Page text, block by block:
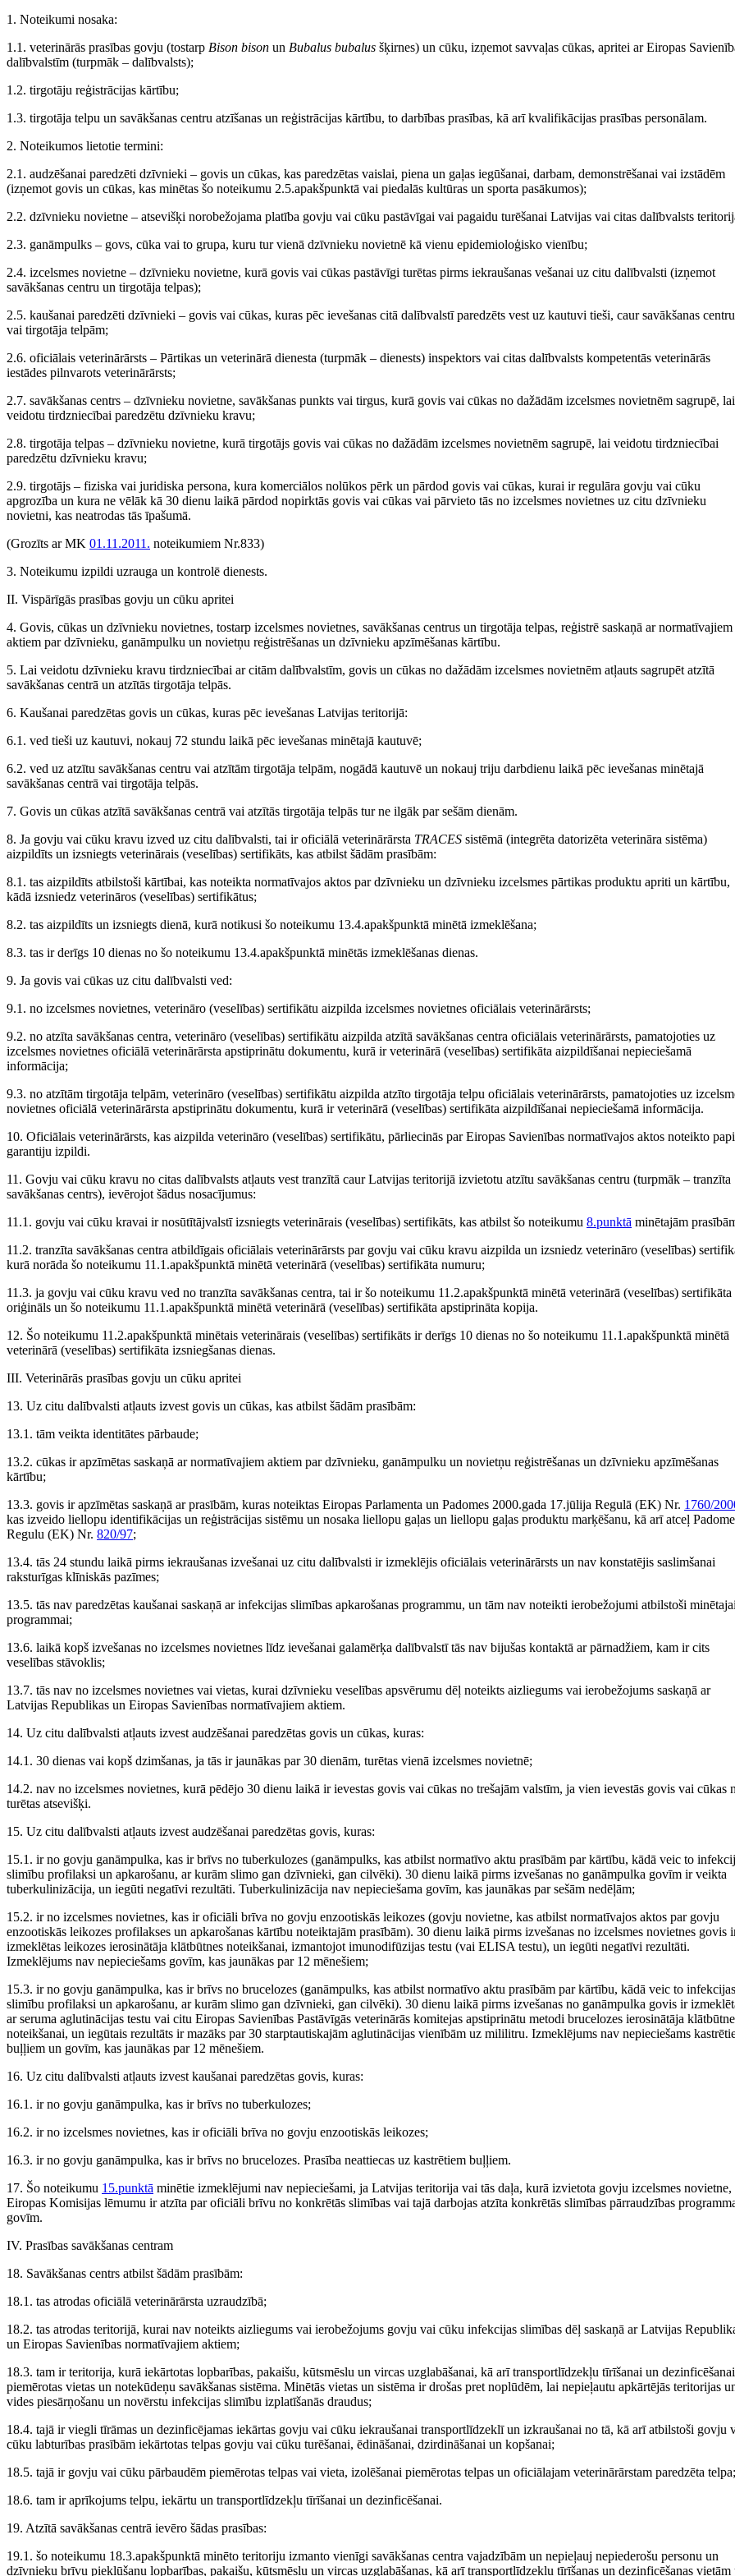
1. Noteikumi nosaka:
1.1. veterinārās prasības govju (tostarp Bison bison un Bubalus bubalus šķirnes) un cūku, izņemot savvaļas cūkas, apritei ar Eiropas
dalībvalstīm (turpmāk – dalībvalsts);
1.2. tirgotāju reģistrācijas kārtību;
1.3. tirgotāja telpu un savākšanas centru atzīšanas un reģistrācijas kārtību, to darbības prasības, kā arī kvalifikācijas prasības personālam.
2. Noteikumos lietotie termini:
2.1. audzēšanai paredzēti dzīvnieki – govis un cūkas, kas paredzētas vaislai, piena un gaļas iegūšanai, darbam, demonstrēšanai vai izstādēm
(izņemot govis un cūkas, kas minētas šo noteikumu 2.5.apakšpunktā vai piedalās kultūras un sporta pasākumos);
2.2. dzīvnieku novietne – atsevišķi norobežojama platība govju vai cūku pastāvīgai vai pagaidu turēšanai Latvijas vai citas dalībvalsts
2.3. ganāmpulks – govs, cūka vai to grupa, kuru tur vienā dzīvnieku novietnē kā vienu epidemioloģisko vienību;
2.4. izcelsmes novietne – dzīvnieku novietne, kurā govis vai cūkas pastāvīgi turētas pirms iekraušanas vešanai uz citu dalībvalsti (izņemot
savākšanas centru un tirgotāja telpas);
2.5. kaušanai paredzēti dzīvnieki – govis vai cūkas, kuras pēc ievešanas citā dalībvalstī paredzēts vest uz kautuvi tieši, caur savākšanas centru
vai tirgotāja telpām;
2.6. oficiālais veterinārārsts – Pārtikas un veterinārā dienesta (turpmāk – dienests) inspektors vai citas dalībvalsts kompetentās veterinārās
iestādes pilnvarots veterinārārsts;
2.7. savākšanas centrs – dzīvnieku novietne, savākšanas punkts vai tirgus, kurā govis vai cūkas no dažādām izcelsmes novietnēm sagrupē, lai
veidotu tirdzniecībai paredzētu dzīvnieku kravu;
2.8. tirgotāja telpas – dzīvnieku novietne, kurā tirgotājs govis vai cūkas no dažādām izcelsmes novietnēm sagrupē, lai veidotu tirdzniecībai
paredzētu dzīvnieku kravu;
2.9. tirgotājs – fiziska vai juridiska persona, kura komerciālos nolūkos pērk un pārdod govis vai cūkas, kurai ir regulāra govju vai cūku
apgrozība un kura ne vēlāk kā 30 dienu laikā pārdod nopirktās govis vai cūkas vai pārvieto tās no izcelsmes novietnes uz citu dzīvnieku
novietni, kas neatrodas tās īpašumā.
(Grozīts ar MK 01.11.2011. noteikumiem Nr.833)
3. Noteikumu izpildi uzrauga un kontrolē dienests.
II. Vispārīgās prasības govju un cūku apritei
4. Govis, cūkas un dzīvnieku novietnes, tostarp izcelsmes novietnes, savākšanas centrus un tirgotāja telpas, reģistrē saskaņā ar normatīvajiem
aktiem par dzīvnieku, ganāmpulku un novietņu reģistrēšanas un dzīvnieku apzīmēšanas kārtību.
5. Lai veidotu dzīvnieku kravu tirdzniecībai ar citām dalībvalstīm, govis un cūkas no dažādām izcelsmes novietnēm atļauts sagrupēt atzītā
savākšanas centrā un atzītās tirgotāja telpās.
6. Kaušanai paredzētas govis un cūkas, kuras pēc ievešanas Latvijas teritorijā:
6.1. ved tieši uz kautuvi, nokauj 72 stundu laikā pēc ievešanas minētajā kautuvē;
6.2. ved uz atzītu savākšanas centru vai atzītām tirgotāja telpām, nogādā kautuvē un nokauj triju darbdienu laikā pēc ievešanas minētajā
savākšanas centrā vai tirgotāja telpās.
7. Govis un cūkas atzītā savākšanas centrā vai atzītās tirgotāja telpās tur ne ilgāk par sešām dienām.
8. Ja govju vai cūku kravu izved uz citu dalībvalsti, tai ir oficiālā veterinārārsta TRACES sistēmā (integrēta datorizēta veterināra sistēma)
aizpildīts un izsniegts veterinārais (veselības) sertifikāts, kas atbilst šādām prasībām:
8.1. tas aizpildīts atbilstoši kārtībai, kas noteikta normatīvajos aktos par dzīvnieku un dzīvnieku izcelsmes pārtikas produktu apriti un kārtību,
kādā izsniedz veterināros (veselības) sertifikātus;
8.2. tas aizpildīts un izsniegts dienā, kurā notikusi šo noteikumu 13.4.apakšpunktā minētā izmeklēšana;
8.3. tas ir derīgs 10 dienas no šo noteikumu 13.4.apakšpunktā minētās izmeklēšanas dienas.
9. Ja govis vai cūkas uz citu dalībvalsti ved:
9.1. no izcelsmes novietnes, veterināro (veselības) sertifikātu aizpilda izcelsmes novietnes oficiālais veterinārārsts;
9.2. no atzīta savākšanas centra, veterināro (veselības) sertifikātu aizpilda atzītā savākšanas centra oficiālais veterinārārsts, pamatojoties uz
izcelsmes novietnes oficiālā veterinārārsta apstiprinātu dokumentu, kurā ir veterinārā (veselības) sertifikāta aizpildīšanai nepieciešamā
informācija;
9.3. no atzītām tirgotāja telpām, veterināro (veselības) sertifikātu aizpilda atzīto tirgotāja telpu oficiālais veterinārārsts, pamatojoties uz
novietnes oficiālā veterinārārsta apstiprinātu dokumentu, kurā ir veterinārā (veselības) sertifikāta aizpildīšanai nepieciešamā informācija.
10. Oficiālais veterinārārsts, kas aizpilda veterināro (veselības) sertifikātu, pārliecinās par Eiropas Savienības normatīvajos aktos noteikto
garantiju izpildi.
11. Govju vai cūku kravu no citas dalībvalsts atļauts vest tranzītā caur Latvijas teritorijā izvietotu atzītu savākšanas centru (turpmāk – tranzīta
savākšanas centrs), ievērojot šādus nosacījumus:
11.1. govju vai cūku kravai ir nosūtītājvalstī izsniegts veterinārais (veselības) sertifikāts, kas atbilst šo noteikumu 8.punktā minētajām
11.2. tranzīta savākšanas centra atbildīgais oficiālais veterinārārsts par govju vai cūku kravu aizpilda un izsniedz veterināro (veselības)
kurā norāda šo noteikumu 11.1.apakšpunktā minētā veterinārā (veselības) sertifikāta numuru;
11.3. ja govju vai cūku kravu ved no tranzīta savākšanas centra, tai ir šo noteikumu 11.2.apakšpunktā minētā veterinārā (veselības) sertifikāta
oriģināls un šo noteikumu 11.1.apakšpunktā minētā veterinārā (veselības) sertifikāta apstiprināta kopija.
12. Šo noteikumu 11.2.apakšpunktā minētais veterinārais (veselības) sertifikāts ir derīgs 10 dienas no šo noteikumu 11.1.apakšpunktā minētā
veterinārā (veselības) sertifikāta izsniegšanas dienas.
III. Veterinārās prasības govju un cūku apritei
13. Uz citu dalībvalsti atļauts izvest govis un cūkas, kas atbilst šādām prasībām:
13.1. tām veikta identitātes pārbaude;
13.2. cūkas ir apzīmētas saskaņā ar normatīvajiem aktiem par dzīvnieku, ganāmpulku un novietņu reģistrēšanas un dzīvnieku apzīmēšanas
kārtību;
13.3. govis ir apzīmētas saskaņā ar prasībām, kuras noteiktas Eiropas Parlamenta un Padomes 2000.gada 17.jūlija Regulā (EK) Nr. 1760/
kas izveido liellopu identifikācijas un reģistrācijas sistēmu un nosaka liellopu gaļas un liellopu gaļas produktu marķēšanu, kā arī atceļ
Regulu (EK) Nr. 820/97;
13.4. tās 24 stundu laikā pirms iekraušanas izvešanai uz citu dalībvalsti ir izmeklējis oficiālais veterinārārsts un nav konstatējis saslimšanai
raksturīgas klīniskās pazīmes;
13.5. tās nav paredzētas kaušanai saskaņā ar infekcijas slimības apkarošanas programmu, un tām nav noteikti ierobežojumi atbilstoši
programmai;
13.6. laikā kopš izvešanas no izcelsmes novietnes līdz ievešanai galamērķa dalībvalstī tās nav bijušas kontaktā ar pārnadžiem, kam ir cits
veselības stāvoklis;
13.7. tās nav no izcelsmes novietnes vai vietas, kurai dzīvnieku veselības apsvērumu dēļ noteikts aizliegums vai ierobežojums saskaņā ar
Latvijas Republikas un Eiropas Savienības normatīvajiem aktiem.
14. Uz citu dalībvalsti atļauts izvest audzēšanai paredzētas govis un cūkas, kuras:
14.1. 30 dienas vai kopš dzimšanas, ja tās ir jaunākas par 30 dienām, turētas vienā izcelsmes novietnē;
14.2. nav no izcelsmes novietnes, kurā pēdējo 30 dienu laikā ir ievestas govis vai cūkas no trešajām valstīm, ja vien ievestās govis vai cūkas
turētas atsevišķi.
15. Uz citu dalībvalsti atļauts izvest audzēšanai paredzētas govis, kuras:
15.1. ir no govju ganāmpulka, kas ir brīvs no tuberkulozes (ganāmpulks, kas atbilst normatīvo aktu prasībām par kārtību, kādā veic to
slimību profilaksi un apkarošanu, ar kurām slimo gan dzīvnieki, gan cilvēki). 30 dienu laikā pirms izvešanas no ganāmpulka govīm ir veikta
tuberkulinizācija, un iegūti negatīvi rezultāti. Tuberkulinizācija nav nepieciešama govīm, kas jaunākas par sešām nedēļām;
15.2. ir no izcelsmes novietnes, kas ir oficiāli brīva no govju enzootiskās leikozes (govju novietne, kas atbilst normatīvajos aktos par govju
enzootiskās leikozes profilakses un apkarošanas kārtību noteiktajām prasībām). 30 dienu laikā pirms izvešanas no izcelsmes novietnes govis
izmeklētas leikozes ierosinātāja klātbūtnes noteikšanai, izmantojot imunodifūzijas testu (vai ELISA testu), un iegūti negatīvi rezultāti.
Izmeklējums nav nepieciešams govīm, kas jaunākas par 12 mēnešiem;
15.3. ir no govju ganāmpulka, kas ir brīvs no brucelozes (ganāmpulks, kas atbilst normatīvo aktu prasībām par kārtību, kādā veic to infekcijas
slimību profilaksi un apkarošanu, ar kurām slimo gan dzīvnieki, gan cilvēki). 30 dienu laikā pirms izvešanas no ganāmpulka govis ir
ar seruma aglutinācijas testu vai citu Eiropas Savienības Pastāvīgās veterinārās komitejas apstiprinātu metodi brucelozes ierosinātāja
noteikšanai, un iegūtais rezultāts ir mazāks par 30 starptautiskajām aglutinācijas vienībām uz mililitru. Izmeklējums nav nepieciešams
buļļiem un govīm, kas jaunākas par 12 mēnešiem.
16. Uz citu dalībvalsti atļauts izvest kaušanai paredzētas govis, kuras:
16.1. ir no govju ganāmpulka, kas ir brīvs no tuberkulozes;
16.2. ir no izcelsmes novietnes, kas ir oficiāli brīva no govju enzootiskās leikozes;
16.3. ir no govju ganāmpulka, kas ir brīvs no brucelozes. Prasība neattiecas uz kastrētiem buļļiem.
17. Šo noteikumu 15.punktā minētie izmeklējumi nav nepieciešami, ja Latvijas teritorija vai tās daļa, kurā izvietota govju izcelsmes novietne,
Eiropas Komisijas lēmumu ir atzīta par oficiāli brīvu no konkrētās slimības vai tajā darbojas atzīta konkrētās slimības pārraudzības
govīm.
IV. Prasības savākšanas centram
18. Savākšanas centrs atbilst šādām prasībām:
18.1. tas atrodas oficiālā veterinārārsta uzraudzībā;
18.2. tas atrodas teritorijā, kurai nav noteikts aizliegums vai ierobežojums govju vai cūku infekcijas slimības dēļ saskaņā ar Latvijas
un Eiropas Savienības normatīvajiem aktiem;
18.3. tam ir teritorija, kurā iekārtotas lopbarības, pakaišu, kūtsmēslu un vircas uzglabāšanai, kā arī transportlīdzekļu tīrīšanai un dezinficēšanai
piemērotas vietas un notekūdeņu savākšanas sistēma. Minētās vietas un sistēma ir drošas pret noplūdēm, lai nepieļautu apkārtējās teritorijas
vides piesārņošanu un novērstu infekcijas slimību izplatīšanās draudus;
18.4. tajā ir viegli tīrāmas un dezinficējamas iekārtas govju vai cūku iekraušanai transportlīdzeklī un izkraušanai no tā, kā arī atbilstoši govju
cūku labturības prasībām iekārtotas telpas govju vai cūku turēšanai, ēdināšanai, dzirdināšanai un kopšanai;
18.5. tajā ir govju vai cūku pārbaudēm piemērotas telpas vai vieta, izolēšanai piemērotas telpas un oficiālajam veterinārārstam paredzēta telpa;
18.6. tam ir aprīkojums telpu, iekārtu un transportlīdzekļu tīrīšanai un dezinficēšanai.
19. Atzītā savākšanas centrā ievēro šādas prasības:
19.1. šo noteikumu 18.3.apakšpunktā minēto teritoriju izmanto vienīgi savākšanas centra vajadzībām un nepieļauj nepiederošu personu un
dzīvnieku brīvu piekļūšanu lopbarības, pakaišu, kūtsmēslu un vircas uzglabāšanas, kā arī transportlīdzekļu tīrīšanas un dezinficēšanas vietām